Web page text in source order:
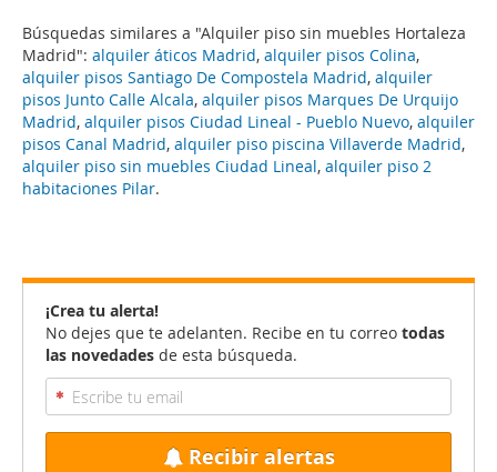
Búsquedas similares a "Alquiler piso sin muebles Hortaleza
Madrid": alquiler áticos Madrid, alquiler pisos Colina,
alquiler pisos Santiago De Compostela Madrid, alquiler
pisos Junto Calle Alcala, alquiler pisos Marques De Urquijo
Madrid, alquiler pisos Ciudad Lineal - Pueblo Nuevo, alquiler
pisos Canal Madrid, alquiler piso piscina Villaverde Madrid,
alquiler piso sin muebles Ciudad Lineal, alquiler piso 2
habitaciones Pilar.
¡Crea tu alerta!
No dejes que te adelanten. Recibe en tu correo todas
las novedades de esta búsqueda.
Recibir alertas